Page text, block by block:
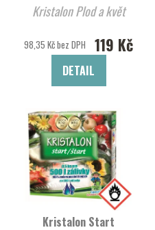
Kristalon Plod a květ
98,35 Kč bez DPH 119 Kč
DETAIL
Kristalon Start